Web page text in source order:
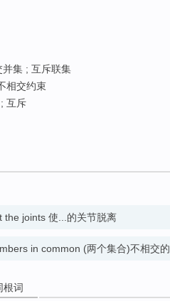
并集 ; 互斥联集
相交约束
互斥
joints 使...的关节脱离
in common (两个集合)不相交的
根词